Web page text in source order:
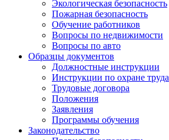
Экологическая безопасность
Пожарная безопасность
Обучение работников
Вопросы по недвижимости
Вопросы по авто
Образцы документов
Должностные инструкции
Инструкции по охране труда
Трудовые договора
Положения
Заявления
Программы обучения
Законодательство